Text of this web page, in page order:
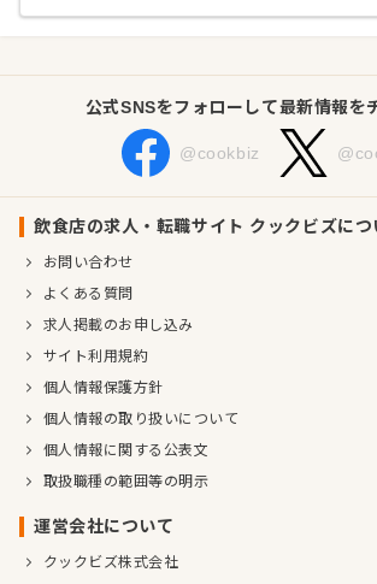
公式SNSをフォローして最新情報を
@cookbiz
飲食店の求人・転職サイト クックビズにつ
お問い合わせ
よくある質問
求人掲載のお申し込み
サイト利用規約
個人情報保護方針
個人情報の取り扱いについて
個人情報に関する公表文
取扱職種の範囲等の明示
運営会社について
クックビズ株式会社